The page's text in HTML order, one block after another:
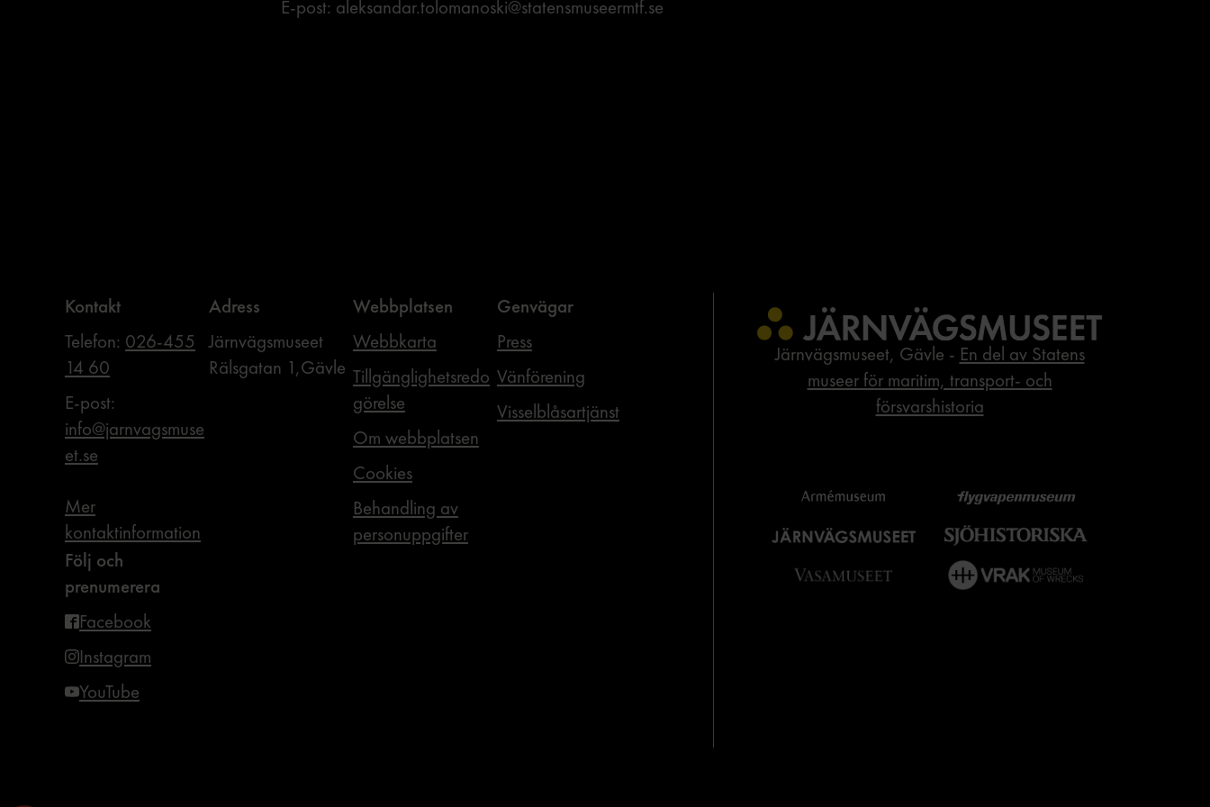
E-post: aleksandar.tolomanoski@statensmuseermtf.se
Kontakt
Telefon: 026-455
14 60
E-post:
info@jarnvagsmuse
et.se
Mer
kontaktinformation
Adress
Järnvägsmuseet
Rälsgatan 1,Gävle
Webbplatsen
Webbkarta
Tillgänglighetsredo
görelse
Om webbplatsen
Cookies
Behandling av
personuppgifter
Genvägar
Press
Vänförening
Visselblåsartjänst
Följ och
prenumerera
Facebook
Instagram
YouTube
Järnvägsmuseet, Gävle - En del av Statens
museer för maritim, transport- och
försvarshistoria